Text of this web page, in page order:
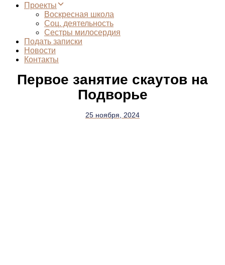
Проекты
Воскресная школа
Соц. деятельность
Сестры милосердия
Подать записки
Новости
Контакты
Первое занятие скаутов на
Подворье
25 ноября, 2024